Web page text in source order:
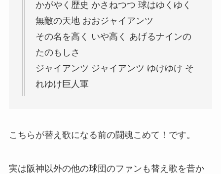
かがやく歴史 かさねつつ 球はゆくゆく
無敵の天地 おおジャイアンツ
その名を高く いや高く あげるナインの
たのもしさ
ジャイアンツ ジャイアンツ ゆけゆけ そ
れゆけ巨人軍
こちらが替え歌になる前の闘魂こめて！です。
実は阪神以外の他の球団のファンも替え歌を昔か